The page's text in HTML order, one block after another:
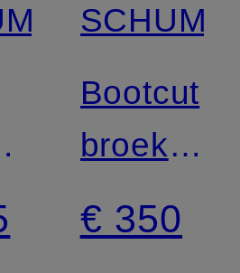
Bootcut
broek
€ 350